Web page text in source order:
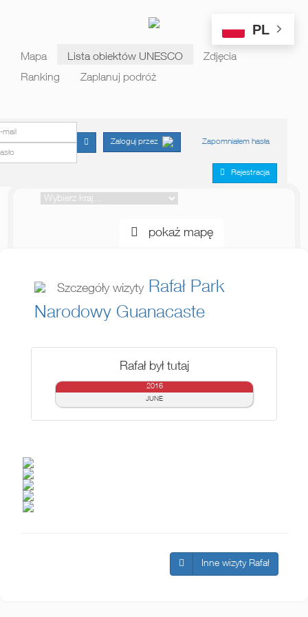
Mapa Lista obiektów UNESCO
Zdjęcia
Ranking
Zaplanuj podróż
Zaloguj przez Zapomniałem hasła
Rejestracja
pokaż mapę
Szczegóły wizyty Rafał Park
Narodowy Guanacaste
Rafał był tutaj
2016
JUNE
Inne wizyty Rafał
PL